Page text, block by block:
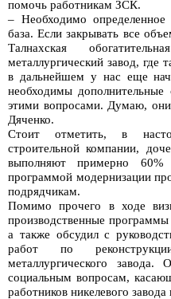
помочь работникам ЗСК.
– Необходимо определенное
база. Если закрывать все
Талнахская
металлургический завод, где
в дальнейшем у нас еще
необходимы
этими вопросами. Думаю,
Дяченко.
Стоит отметить, в
строительной компании,
выполняют примерно 60%
программой модернизации
подрядчикам.
Помимо прочего в ходе
производственные
а также обсудил с
работ по
металлургического
социальным вопросам,
работников никелевого